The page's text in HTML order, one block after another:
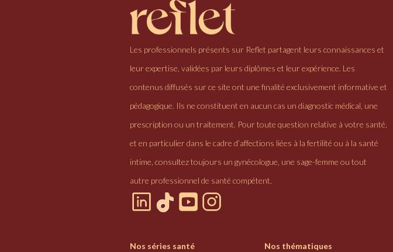
Les professionnels présents sur Reflet partagent leurs connaissances et
leur expertise, validées par leurs diplômes et leur expérience. Les
contenus diffusés sur ce site ont une finalité exclusivement informative et
pédagogique. Ils ne constituent en aucun cas un diagnostic médical, une
prescription ou un traitement. Pour toute question relative à votre santé,
et en particulier dans le cadre d’affections liées à la fertilité ou à la santé
intime, consultez toujours un gynécologue, une sage-femme ou tout
autre professionnel de santé compétent.
Nos séries santé Nos thématiques